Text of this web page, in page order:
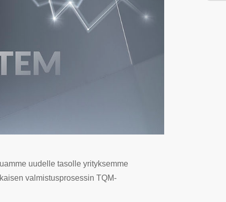
uudelle tasolle yrityksemme
valmistusprosessin TQM-